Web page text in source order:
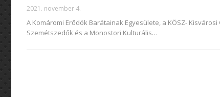
2021. november 4.
A Komáromi Erődök Barátainak Egyesülete, a KÖSZ-
Szemétszedők és a Monostori Kulturális…